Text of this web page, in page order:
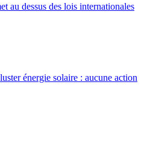
au dessus des lois internationales
énergie solaire : aucune action